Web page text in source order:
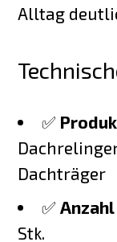
Alltag
✅
Dachträger
✅
Stk.